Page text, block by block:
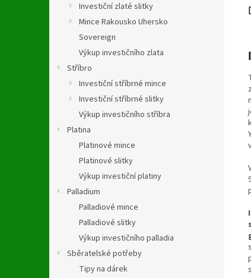
Investiční zlaté slitky
Mince Rakousko Uhersko
Sovereign
Výkup investičního zlata
Stříbro
Investiční stříbrné mince
Investiční stříbrné slitky
Výkup investičního stříbra
Platina
Platinové mince
Platinové slitky
Výkup investiční platiny
Palladium
Palladiové mince
Palladiové slitky
Výkup investičního palladia
Sběratelské potřeby
Tipy na dárek
z